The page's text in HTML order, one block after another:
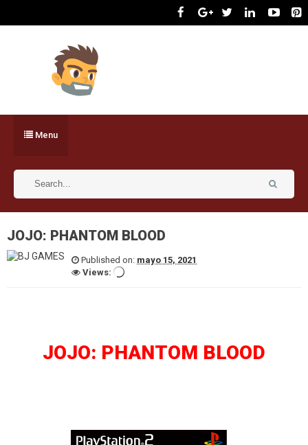
Menu
JOJO: PHANTOM BLOOD
Published on: mayo 15, 2021
Views:
JOJO: PHANTOM BLOOD